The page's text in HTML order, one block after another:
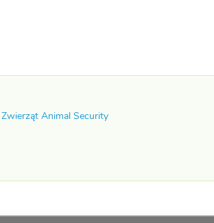
Animal Security